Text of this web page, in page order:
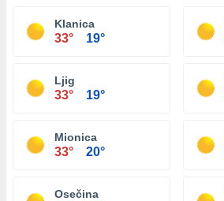
Klanica
33° 19°
Ljig
33° 19°
Mionica
33° 20°
Osečina